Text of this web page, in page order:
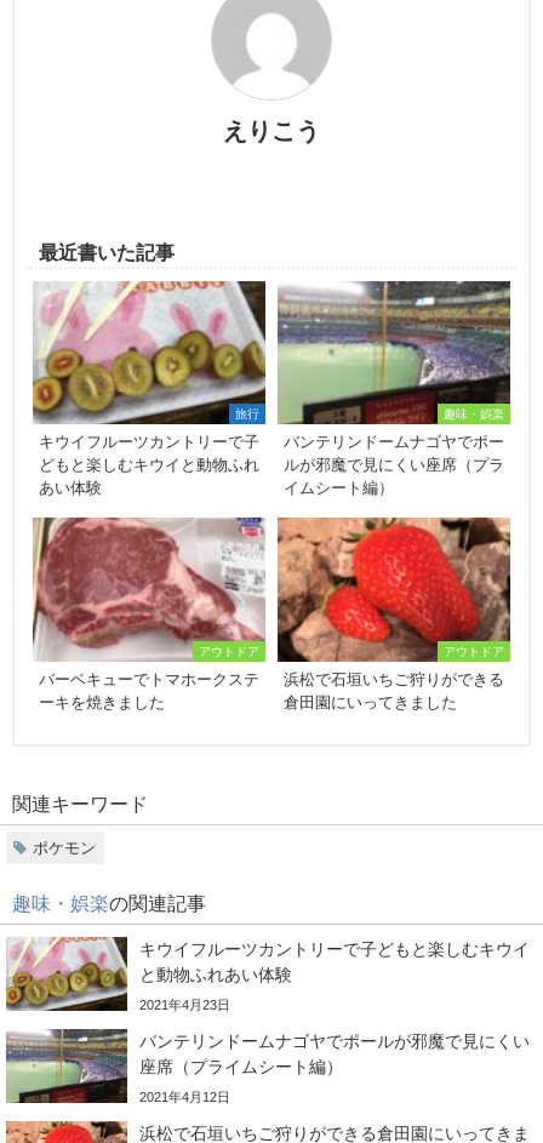
えりこう
最近書いた記事
旅行
キウイフルーツカントリーで子
どもと楽しむキウイと動物ふれ
あい体験
趣味・娯楽
バンテリンドームナゴヤでポー
ルが邪魔で見にくい座席（プラ
イムシート編）
アウトドア
バーベキューでトマホークステ
ーキを焼きました
アウトドア
浜松で石垣いちご狩りができる
倉田園にいってきました
関連キーワード
ポケモン
趣味・娯楽の関連記事
キウイフルーツカントリーで子どもと楽しむキウイ
と動物ふれあい体験
2021年4月23日
バンテリンドームナゴヤでポールが邪魔で見にくい
座席（プライムシート編）
2021年4月12日
浜松で石垣いちご狩りができる倉田園にいってきま